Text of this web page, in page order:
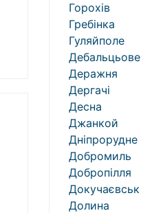
Горохів
Гребінка
Гуляйполе
Дебальцьове
Деражня
Дергачі
Десна
Джанкой
Дніпрорудне
Добромиль
Добропілля
Докучаєвськ
Долина